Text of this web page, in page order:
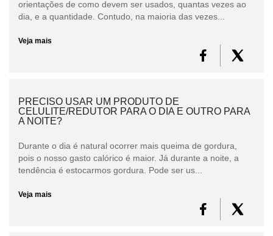
orientações de como devem ser usados, quantas vezes ao
dia, e a quantidade. Contudo, na maioria das vezes...
Veja mais
PRECISO USAR UM PRODUTO DE
CELULITE/REDUTOR PARA O DIA E OUTRO PARA
A NOITE?
Durante o dia é natural ocorrer mais queima de gordura,
pois o nosso gasto calórico é maior. Já durante a noite, a
tendência é estocarmos gordura. Pode ser us...
Veja mais